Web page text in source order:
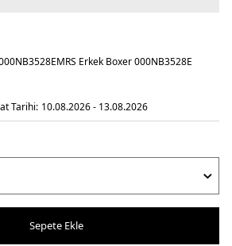
Erkek Boxer 000NB3528E
Tarihi: 10.08.2026 - 13.08.2026
Sepete Ekle